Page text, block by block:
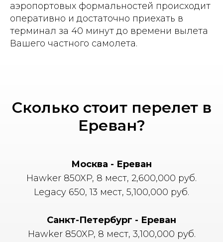
аэропортовых формальностей происходит
оперативно и достаточно приехать в
терминал за 40 минут до времени вылета
Вашего частного самолета.
Сколько стоит перелет в
Ереван?
Москва - Ереван
Hawker 850XP, 8 мест, 2,600,000 руб.
Legacy 650, 13 мест, 5,100,000 руб.
Санкт-Петербург - Ереван
Hawker 850XP, 8 мест, 3,100,000 руб.